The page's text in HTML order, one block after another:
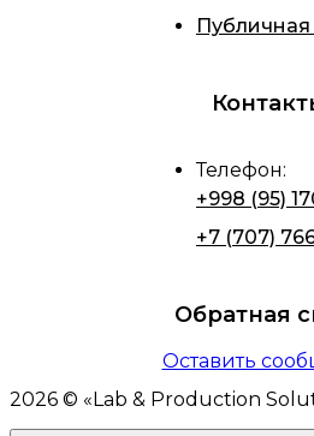
Телефон:
+998 (95)
+7 (707)
Обратная
Оставить
2026 © « Lab & Production